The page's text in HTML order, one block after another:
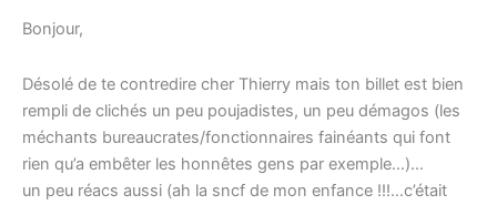
Bonjour,
Désolé de te contredire cher Thierry mais ton billet est bien
rempli de clichés un peu poujadistes, un peu démagos (les
méchants bureaucrates/fonctionnaires fainéants qui font
rien qu’a embêter les honnêtes gens par exemple…)…
un peu réacs aussi (ah la sncf de mon enfance !!!…c’était